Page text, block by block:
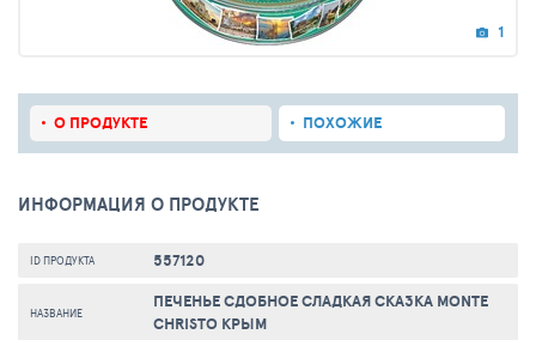
1
О ПРОДУКТЕ ПОХОЖИЕ
ИНФОРМАЦИЯ О ПРОДУКТЕ
ID ПРОДУКТА 557120
НАЗВАНИЕ
ПЕЧЕНЬЕ СДОБНОЕ СЛАДКАЯ СКАЗКА MONTE
CHRISTO КРЫМ